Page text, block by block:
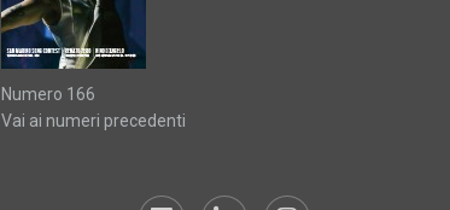
Numero 166
Vai ai numeri precedenti